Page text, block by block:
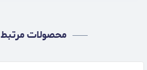
محصولات مرتبط